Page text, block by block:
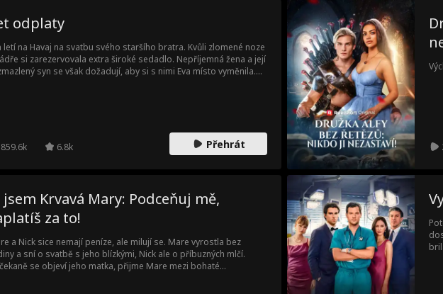
odplaty
letí na Havaj na svatbu svého staršího bratra. Kvůli zlomené noze
si zarezervovala extra široké sedadlo. Nepříjemná žena a její
syn se však dožadují, aby si s nimi Eva místo vyměnila.
859.6k
6.8k Přehrát
jsem Krvavá Mary: Podceňuj mě,
za to!
a Nick sice nemají peníze, ale milují se. Mare vyrostla bez
a sní o svatbě s jeho blízkými, Nick ale o příbuzných mlčí.
se objeví jeho matka, přijme Mare mezi bohaté